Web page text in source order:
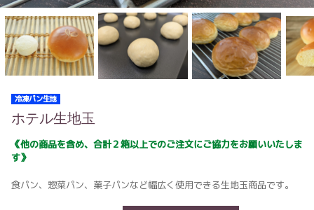
冷凍パン生地
ホテル生地玉
《他の商品を含め、合計２箱以上でのご注文にご協力をお願いいたしま
す》
食パン、惣菜パン、菓子パンなど幅広く使用できる生地玉商品です。